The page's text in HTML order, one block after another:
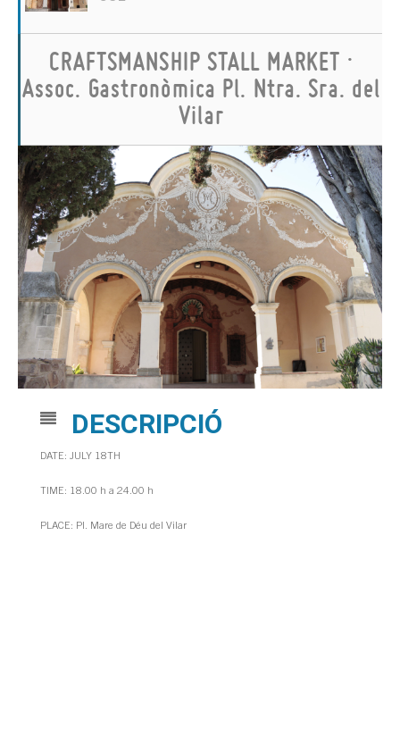
CRAFTSMANSHIP STALL MARKET ·
Assoc. Gastronòmica Pl. Ntra. Sra. del
Vilar
DESCRIPCIÓ
DATE: JULY 18TH
TIME: 18.00 h a 24.00 h
PLACE: Pl. Mare de Déu del Vilar